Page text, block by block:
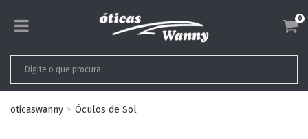
0
oticaswanny Óculos de Sol